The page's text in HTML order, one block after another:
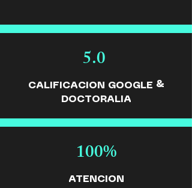
5.0
CALIFICACION GOOGLE &
DOCTORALIA
100%
ATENCION